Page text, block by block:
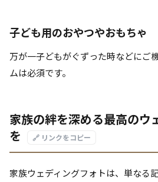
子ども用のおやつやおもちゃ
万が一子どもがぐずった時などにご
ムは必須です。
家族の絆を深める最高のウ
を
🔗 リンクをコピー
家族ウェディングフォトは、単なる